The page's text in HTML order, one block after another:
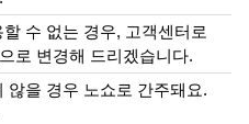
수 없는 경우, 고객센터로
로 변경해 드리겠습니다.
않을 경우 노쇼로 간주돼요.